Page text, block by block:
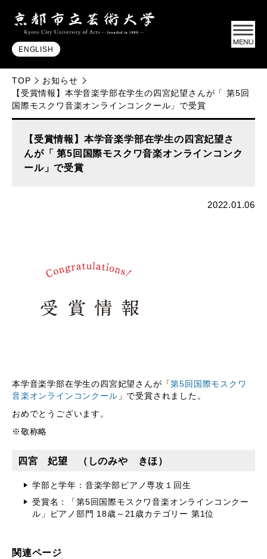
ENGLISH
TOP
お知らせ
【受賞情報】本学音楽学部在学生の四宮妃望さんが「 第5回
国際モスクワ音楽オンラインコンクール」で受賞
【受賞情報】本学音楽学部在学生の四宮妃望さ
んが「 第5回国際モスクワ音楽オンラインコンク
ール」で受賞
2022.01.06
本学音楽学部在学生の四宮妃望さんが「第5回国際モスクワ
音楽オンラインコンクール 」で受賞されました。
おめでとうございます。
※敬称略
四宮 妃望 （しのみや きほ）
学部と学年：音楽学部ピアノ専攻１回生
受賞名：「 第5回国際モスクワ音楽オンラインコンクー
ル 」ピアノ部門 18歳～21歳カテゴリー 第1位
関連ページ